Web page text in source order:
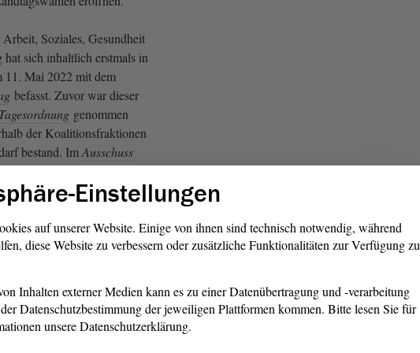
Soziales, Gesundheit
sich inhaltlich erstmals in
11. Mai 2022 mit dem
befasst. Zuvor war dieser
Tagesordnung genommen
der Koalitionsfraktionen
bestand. ImAusschuss
Beschlussvorschlag der
Fraktionen vor.
FraktionBÜNDNIS
darauf, dass der
Punkte des
würde, so z. B.
und den Spurwechsel
Im Bereich des Wahlrechts
Einstellungen
auf unserer Website. Einige von ihnen sind technisch notwendig, während
diese Website zu verbessern oder zusätzliche Funktionalitäten zur Verfügung zu
Inhalten externer Medien kann es zu einer Datenübertragung und -verarbeitung
Datenschutzbestimmung der jeweiligen Plattformen kommen. Bitte lesen Sie für
unsere Datenschutzerklärung.